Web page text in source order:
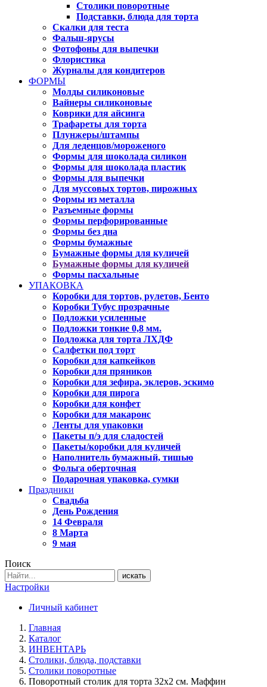
Столики поворотные
Подставки, блюда для торта
Скалки для теста
Фальш-ярусы
Фотофоны для выпечки
Флористика
Журналы для кондитеров
ФОРМЫ
Молды силиконовые
Вайнеры силиконовые
Коврики для айсинга
Трафареты для торта
Плунжеры/штампы
Для леденцов/мороженого
Формы для шоколада силикон
Формы для шоколада пластик
Формы для выпечки
Для муссовых тортов, пирожных
Формы из металла
Разъемные формы
Формы перфорированные
Формы без дна
Формы бумажные
Бумажные формы для куличей
Бумажные формы для куличей
Формы пасхальные
УПАКОВКА
Коробки для тортов, рулетов, Бенто
Коробки Тубус прозрачные
Подложки усиленные
Подложки тонкие 0,8 мм.
Подложка для торта ЛХДФ
Салфетки под торт
Коробки для капкейков
Коробки для пряников
Коробки для зефира, эклеров, эскимо
Коробки для пирога
Коробки для конфет
Коробки для макаронс
Ленты для упаковки
Пакеты п/э для сладостей
Пакеты/коробки для куличей
Наполнитель бумажный, тишью
Фольга оберточная
Подарочная упаковка, сумки
Праздники
Свадьба
День Рождения
14 Февраля
8 Марта
9 мая
Поиск
искать
Настройки
Личный кабинет
Главная
Каталог
ИНВЕНТАРЬ
Столики, блюда, подставки
Столики поворотные
Поворотный столик для торта 32х2 см. Маффин